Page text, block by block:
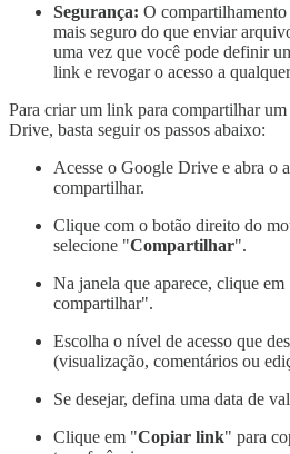
Segurança: O
mais seguro do que enviar
uma vez que você pode definir
link e revogar o acesso a
Para criar um link para compartilhar
Drive, basta seguir os passos abaixo:
Acesse o Google Drive e abra o
compartilhar.
Clique com o botão direito do
selecione "Compartilhar".
Na janela que aparece, clique
compartilhar".
Escolha o nível de acesso que
(visualização, comentários ou
Se desejar, defina uma data de
Clique em "Copiar link" para